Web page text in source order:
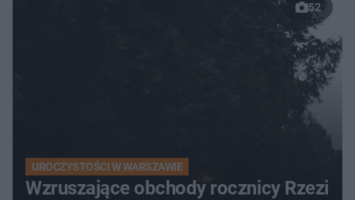
52
UROCZYSTOŚCI W WARSZAWIE
Wzruszające obchody rocznicy Rzezi